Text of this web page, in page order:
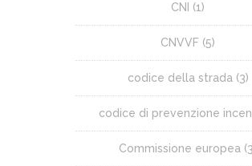
CNI (1)
CNVVF (5)
codice della strada (3)
codice di prevenzione
Commissione europea